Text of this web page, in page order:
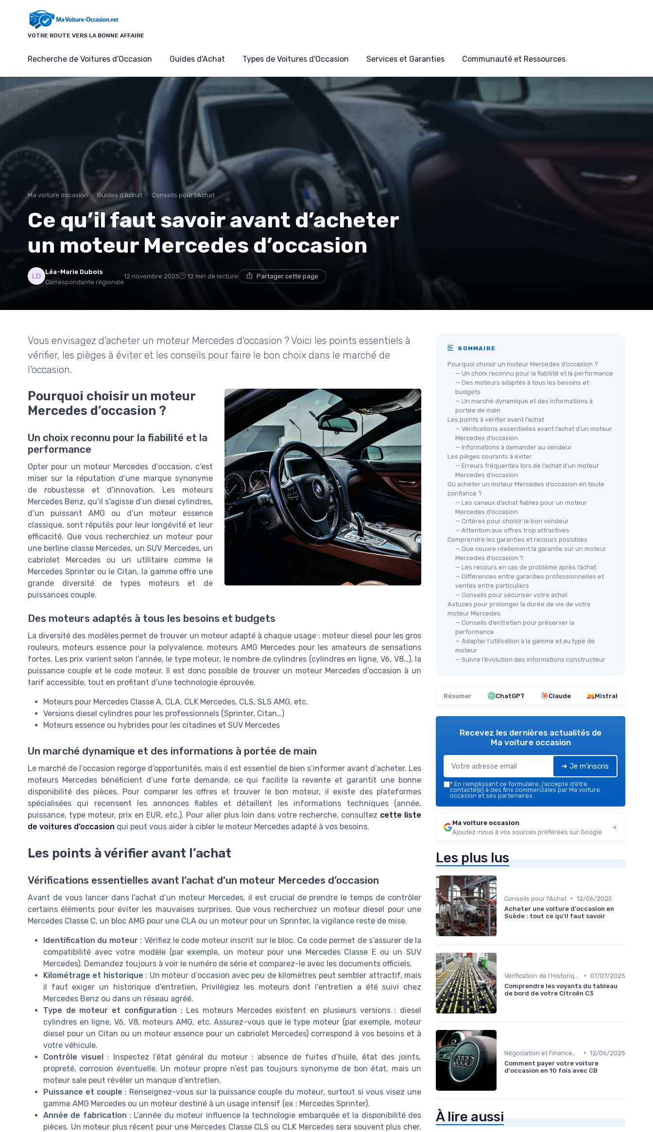
VOTRE ROUTE VERS LA BONNE AFFAIRE
Recherche de Voitures d'Occasion Guides d'Achat Types de Voitures d'Occasion Services et Garanties Communauté et Ressources
Ma voiture occasion Guides d'Achat Conseils pour l'Achat
Ce qu’il faut savoir avant d’acheter
un moteur Mercedes d’occasion
Léa-Marie Dubois
Correspondante régionale
12 novembre 2025 13 min de lecture Partager cette page
Vous envisagez d’acheter un moteur Mercedes d’occasion ? Voici les points essentiels à
vérifier, les pièges à éviter et les conseils pour faire le bon choix dans le marché de
l’occasion.
Pourquoi choisir un moteur
Mercedes d’occasion ?
Un choix reconnu pour la fiabilité et la
performance
Opter pour un moteur Mercedes d’occasion, c’est
miser sur la réputation d’une marque synonyme
de robustesse et d’innovation. Les moteurs
Mercedes Benz, qu’il s’agisse d’un diesel cylindres,
d’un puissant AMG ou d’un moteur essence
classique, sont réputés pour leur longévité et leur
efficacité. Que vous recherchiez un moteur pour
une berline classe Mercedes, un SUV Mercedes, un
cabriolet Mercedes ou un utilitaire comme le
Mercedes Sprinter ou le Citan, la gamme offre une
grande diversité de types moteurs et de
puissances couple.
Des moteurs adaptés à tous les besoins et budgets
La diversité des modèles permet de trouver un moteur adapté à chaque usage : moteur diesel pour les gros
rouleurs, moteurs essence pour la polyvalence, moteurs AMG Mercedes pour les amateurs de sensations
fortes. Les prix varient selon l’année, le type moteur, le nombre de cylindres (cylindres en ligne, V6, V8…), la
puissance couple et le code moteur. Il est donc possible de trouver un moteur Mercedes d’occasion à un
tarif accessible, tout en profitant d’une technologie éprouvée.
Moteurs pour Mercedes Classe A, CLA, CLK Mercedes, CLS, SLS AMG, etc.
Versions diesel cylindres pour les professionnels (Sprinter, Citan…)
Moteurs essence ou hybrides pour les citadines et SUV Mercedes
Un marché dynamique et des informations à portée de main
Le marché de l’occasion regorge d’opportunités, mais il est essentiel de bien s’informer avant d’acheter. Les
moteurs Mercedes bénéficient d’une forte demande, ce qui facilite la revente et garantit une bonne
disponibilité des pièces. Pour comparer les offres et trouver le bon moteur, il existe des plateformes
spécialisées qui recensent les annonces fiables et détaillent les informations techniques (année,
puissance, type moteur, prix en EUR, etc.). Pour aller plus loin dans votre recherche, consultez cette liste
de voitures d’occasion qui peut vous aider à cibler le moteur Mercedes adapté à vos besoins.
Les points à vérifier avant l’achat
Vérifications essentielles avant l’achat d’un moteur Mercedes d’occasion
Avant de vous lancer dans l’achat d’un moteur Mercedes, il est crucial de prendre le temps de contrôler
certains éléments pour éviter les mauvaises surprises. Que vous recherchiez un moteur diesel pour une
Mercedes Classe C, un bloc AMG pour une CLA ou un moteur pour un Sprinter, la vigilance reste de mise.
Identification du moteur: Vérifiez le code moteur inscrit sur le bloc. Ce code permet de s’assurer de la
compatibilité avec votre modèle (par exemple, un moteur pour une Mercedes Classe E ou un SUV
Mercedes). Demandez toujours à voir le numéro de série et comparez-le avec les documents officiels.
Kilométrage et historique : Un moteur d’occasion avec peu de kilomètres peut sembler attractif, mais
il faut exiger un historique d’entretien. Privilégiez les moteurs dont l’entretien a été suivi chez
Mercedes Benz ou dans un réseau agréé.
Type de moteur et configuration : Les moteurs Mercedes existent en plusieurs versions : diesel
cylindres en ligne, V6, V8, moteurs AMG, etc. Assurez-vous que le type moteur (par exemple, moteur
diesel pour un Citan ou un moteur essence pour un cabriolet Mercedes) correspond à vos besoins et à
votre véhicule.
Contrôle visuel : Inspectez l’état général du moteur : absence de fuites d’huile, état des joints,
propreté, corrosion éventuelle. Un moteur propre n’est pas toujours synonyme de bon état, mais un
moteur sale peut révéler un manque d’entretien.
Puissance et couple : Renseignez-vous sur la puissance couple du moteur, surtout si vous visez une
gamme AMG Mercedes ou un moteur destiné à un usage intensif (ex : Mercedes Sprinter).
Année de fabrication : L’année du moteur influence la technologie embarquée et la disponibilité des
pièces. Un moteur plus récent pour une Mercedes Classe CLS ou CLK Mercedes sera souvent plus cher,
SOMMAIRE
Pourquoi choisir un moteur Mercedes d’occasion ?
— Un choix reconnu pour la fiabilité et la performance
— Des moteurs adaptés à tous les besoins et
budgets
— Un marché dynamique et des informations à
portée de main
Les points à vérifier avant l’achat
— Vérifications essentielles avant l’achat d’un moteur
Mercedes d’occasion
— Informations à demander au vendeur
Les pièges courants à éviter
— Erreurs fréquentes lors de l’achat d’un moteur
Mercedes d’occasion
Où acheter un moteur Mercedes d’occasion en toute
confiance ?
— Les canaux d’achat fiables pour un moteur
Mercedes d’occasion
— Critères pour choisir le bon vendeur
— Attention aux offres trop attractives
Comprendre les garanties et recours possibles
— Que couvre réellement la garantie sur un moteur
Mercedes d’occasion ?
— Les recours en cas de problème après l’achat
— Différences entre garanties professionnelles et
ventes entre particuliers
— Conseils pour sécuriser votre achat
Astuces pour prolonger la durée de vie de votre
moteur Mercedes
— Conseils d’entretien pour préserver la
performance
— Adapter l’utilisation à la gamme et au type de
moteur
— Suivre l’évolution des informations constructeur
Résumer ChatGPT Claude Mistral
Recevez les dernières actualités de
Ma voiture occasion
➔ Je m'inscris
* En remplissant ce formulaire, j’accepte d’être
contacté(e) à des fins commerciales par Ma voiture
occasion et ses partenaires.
Ma voiture occasion
Ajoutez-nous à vos sources préférées sur Google
Les plus lus
Conseils pour l'Achat • 12/06/2025
Acheter une voiture d'occasion en
Suède : tout ce qu'il faut savoir
• 07/07/2025
Comprendre les voyants du tableau
de bord de votre Citroën C3
• 12/06/2025
Comment payer votre voiture
d'occasion en 10 fois avec CB
À lire aussi